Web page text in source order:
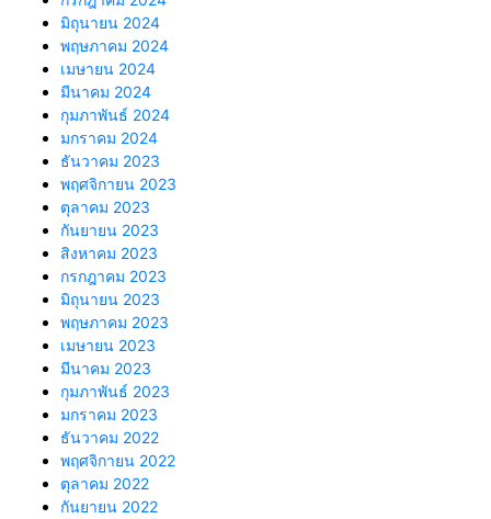
มิถุนายน 2024
พฤษภาคม 2024
เมษายน 2024
มีนาคม 2024
กุมภาพันธ์ 2024
มกราคม 2024
ธันวาคม 2023
พฤศจิกายน 2023
ตุลาคม 2023
กันยายน 2023
สิงหาคม 2023
กรกฎาคม 2023
มิถุนายน 2023
พฤษภาคม 2023
เมษายน 2023
มีนาคม 2023
กุมภาพันธ์ 2023
มกราคม 2023
ธันวาคม 2022
พฤศจิกายน 2022
ตุลาคม 2022
กันยายน 2022